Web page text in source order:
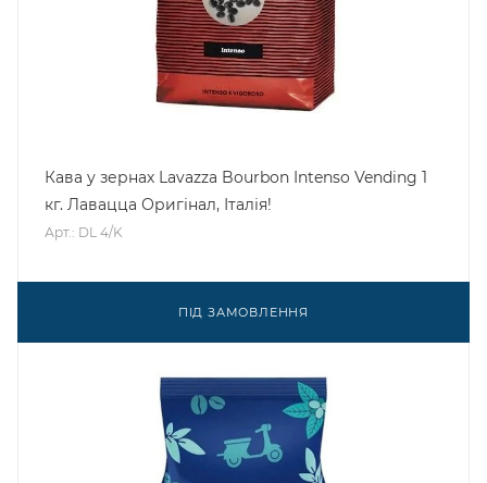
Кава у зернах Lavazza Bourbon Intenso Vending 1
кг. Лавацца Оригінал, Італія!
Арт.: DL 4/K
ПІД ЗАМОВЛЕННЯ